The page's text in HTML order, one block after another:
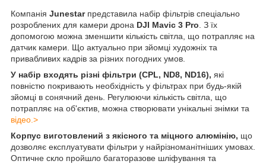
Компанія Junestarпредставила набір фільтрів спеціально
розроблених для камери дрона DJI Mavic 3 Pro. З їх
допомогою можна зменшити кількість світла, що потрапляє на
датчик камери. Що актуально при зйомці художніх та
привабливих кадрів за різних погодних умов.
У набір входять різні фільтри (CPL, ND8, ND16), які
повністю покривають необхідність у фільтрах при будь-якій
зйомці в сонячний день. Регулюючи кількість світла, що
потрапляє на об'єктив, можна створювати унікальні знімки та
відео.>
Корпус виготовлений з якісного та міцного алюмінію, що
дозволяє експлуатувати фільтри у найрізноманітніших умовах.
Оптичне скло пройшло багаторазове шліфування та